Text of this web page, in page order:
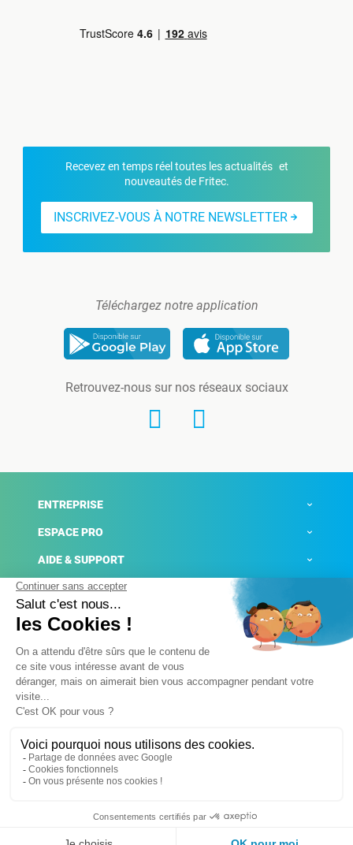
Recevez en temps réel toutes les actualités et
nouveautés de Fritec.
INSCRIVEZ-VOUS À NOTRE NEWSLETTER
Téléchargez notre application
Retrouvez-nous sur nos réseaux sociaux
ENTREPRISE
ESPACE PRO
AIDE & SUPPORT
ACTUALITÉS
Mentions légales
Conditions générales de ventes
Plateforme de signalement